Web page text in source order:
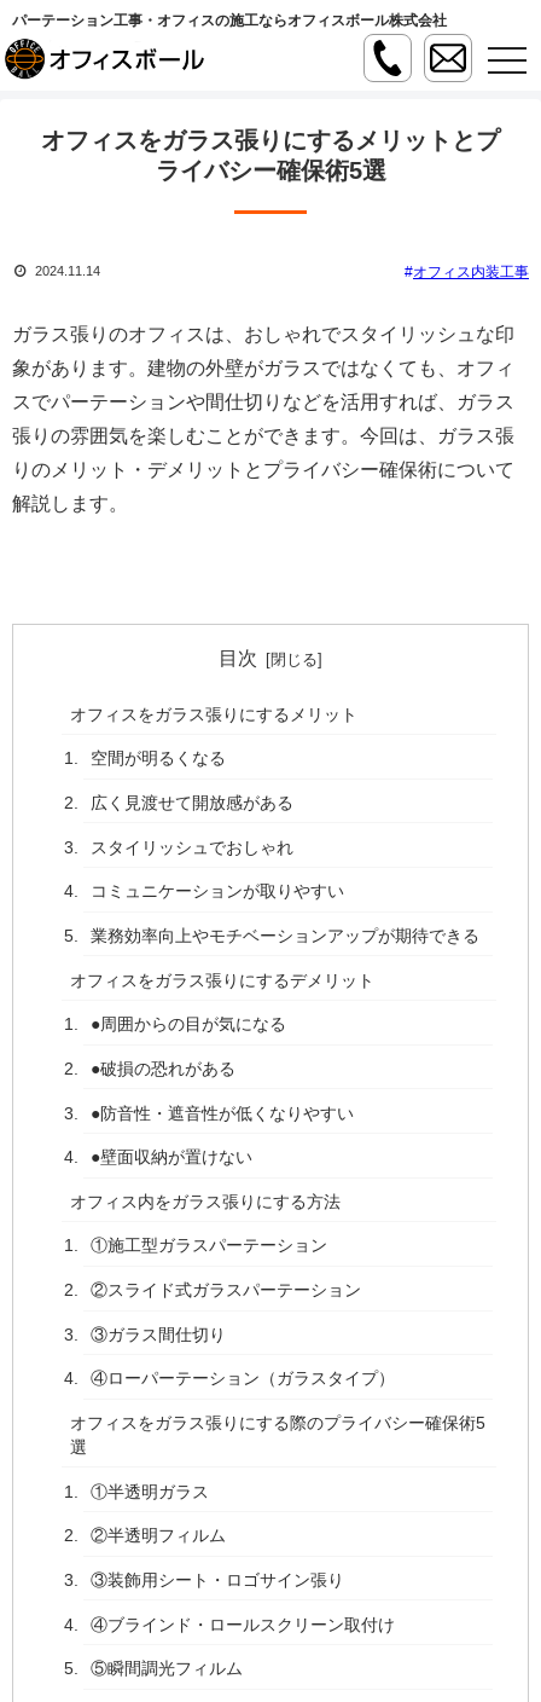
パーテーション工事・オフィスの施工ならオフィスボール株式会社
t
o
t
n
オフィスをガラス張りにするメリットとプ
ライバシー確保術5選
2024.11.14 オフィス内装工事
ガラス張りのオフィスは、おしゃれでスタイリッシュな印
象があります。建物の外壁がガラスではなくても、オフィ
スでパーテーションや間仕切りなどを活用すれば、ガラス
張りの雰囲気を楽しむことができます。今回は、ガラス張
りのメリット・デメリットとプライバシー確保術について
解説します。
目次
オフィスをガラス張りにするメリット
空間が明るくなる
広く見渡せて開放感がある
スタイリッシュでおしゃれ
コミュニケーションが取りやすい
業務効率向上やモチベーションアップが期待できる
オフィスをガラス張りにするデメリット
●周囲からの目が気になる
●破損の恐れがある
●防音性・遮音性が低くなりやすい
●壁面収納が置けない
オフィス内をガラス張りにする方法
①施工型ガラスパーテーション
②スライド式ガラスパーテーション
③ガラス間仕切り
④ローパーテーション（ガラスタイプ）
オフィスをガラス張りにする際のプライバシー確保術5
選
①半透明ガラス
②半透明フィルム
③装飾用シート・ロゴサイン張り
④ブラインド・ロールスクリーン取付け
⑤瞬間調光フィルム